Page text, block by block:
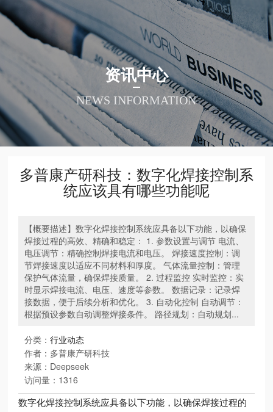

物联网
能识别
康云
装备

电机套装
电机套装
数控系统
控终端

伙伴

动态
天地

下载
中心
问答

文化
历程
荣誉

资源
政策
服务政策
资讯中心
NEWS INFORMATION
多普康产研科技：数字化焊接控制系
统应该具有哪些功能呢
【概要描述】数字化焊接控制系统应具备以下功能，以确保
焊接过程的高效、精确和稳定： 1. 参数设置与调节 电流、
电压调节：精确控制焊接电流和电压。 焊接速度控制：调
节焊接速度以适应不同材料和厚度。 气体流量控制：管理
保护气体流量，确保焊接质量。 2. 过程监控 实时监控：实
时显示焊接电流、电压、速度等参数。 数据记录：记录焊
接数据，便于后续分析和优化。 3. 自动化控制 自动调节：
根据预设参数自动调整焊接条件。 路径规划：自动规划...
分类：行业动态
作者：多普康产研科技
来源：Deepseek
访问量： 1316
数字化焊接控制系统应具备以下功能，以确保焊接过程的